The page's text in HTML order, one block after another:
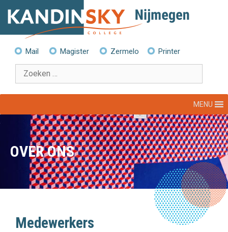
naar
Mail Magister Zermelo Printer
Zoek
naar:
MENU
OVER ONS
Medewerkers